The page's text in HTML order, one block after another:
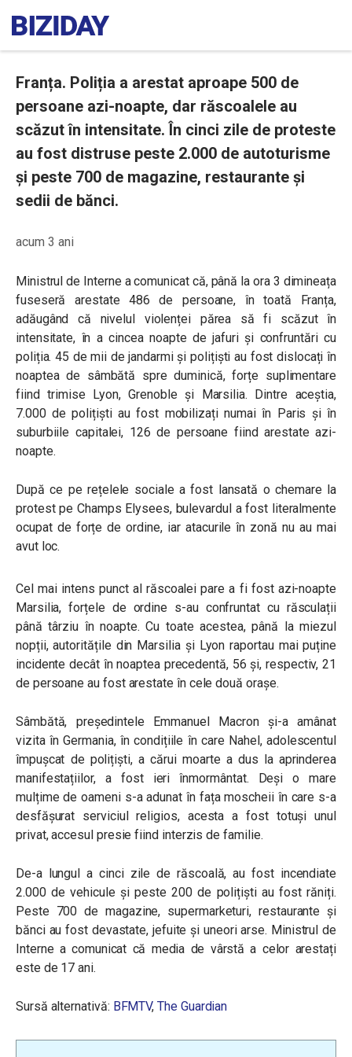
Franța. Poliția a arestat aproape 500 de
persoane azi-noapte, dar răscoalele au
scăzut în intensitate. În cinci zile de proteste
au fost distruse peste 2.000 de autoturisme
și peste 700 de magazine, restaurante și
sedii de bănci.
acum 3 ani
Ministrul de Interne a comunicat că, până la ora 3 dimineața
fuseseră arestate 486 de persoane, în toată Franța,
adăugând că nivelul violenței părea să fi scăzut în
intensitate, în a cincea noapte de jafuri și confruntări cu
poliția. 45 de mii de jandarmi și polițiști au fost dislocați în
noaptea de sâmbătă spre duminică, forțe suplimentare
fiind trimise Lyon, Grenoble și Marsilia. Dintre aceștia,
7.000 de polițiști au fost mobilizați numai în Paris și în
suburbiile capitalei, 126 de persoane fiind arestate azi-
noapte.
După ce pe rețelele sociale a fost lansată o chemare la
protest pe Champs Elysees, bulevardul a fost literalmente
ocupat de forțe de ordine, iar atacurile în zonă nu au mai
avut loc.
Cel mai intens punct al răscoalei pare a fi fost azi-noapte
Marsilia, forțele de ordine s-au confruntat cu răsculații
până târziu în noapte. Cu toate acestea, până la miezul
nopții, autoritățile din Marsilia și Lyon raportau mai puține
incidente decât în noaptea precedentă, 56 și, respectiv, 21
de persoane au fost arestate în cele două orașe.
Sâmbătă, președintele Emmanuel Macron și-a amânat
vizita în Germania, în condițiile în care Nahel, adolescentul
împușcat de polițiști, a cărui moarte a dus la aprinderea
manifestațiilor, a fost ieri înmormântat. Deși o mare
mulțime de oameni s-a adunat în fața moscheii în care s-a
desfășurat serviciul religios, acesta a fost totuși unul
privat, accesul presie fiind interzis de familie.
De-a lungul a cinci zile de răscoală, au fost incendiate
2.000 de vehicule și peste 200 de polițiști au fost răniți.
Peste 700 de magazine, supermarketuri, restaurante și
bănci au fost devastate, jefuite și uneori arse. Ministrul de
Interne a comunicat că media de vârstă a celor arestați
este de 17 ani.
Sursă alternativă: BFMTV,The Guardian